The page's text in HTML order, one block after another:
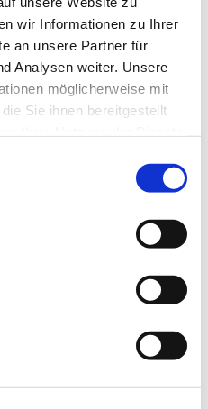
wir Informationen zu Ihrer
an unsere Partner für
Analysen weiter. Unsere
möglicherweise mit
Sie ihnen bereitgestellt